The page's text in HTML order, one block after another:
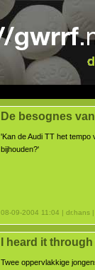
De besognes
'Kan de Audi TT het tempo
bijhouden?'
08-09-2004 11:04 | dr.hans |
I heard it
Twee oppervlakkige